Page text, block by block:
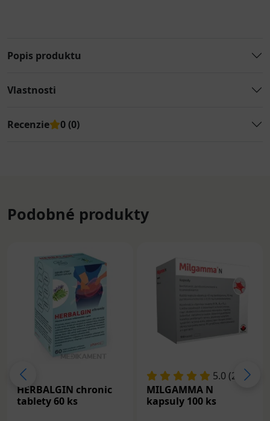
Popis produktu
Vlastnosti
Recenzie 0 (0)
Podobné produkty
HERBALGIN chronic
tablety 60 ks
5.0 (20)
MILGAMMA N
kapsuly 100 ks